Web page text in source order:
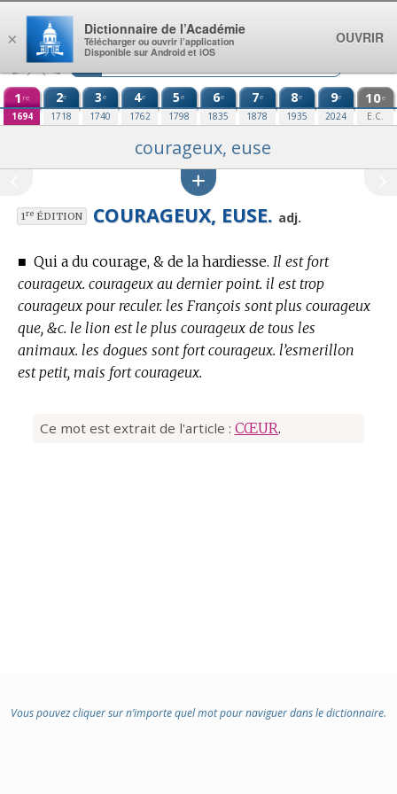
Aller au contenu
1 re
1694
2e
1718
3e
1740
4e
1762
5e
1798
6e
1835
7e
1878
8e
1935
9e
2024
10e
E.C.
courageux, euse
1reÉDITION COURAGEUX, EUSE. adj.
■ Qui a du courage, & de la hardiesse. Il est fort
courageux. courageux au dernier point. il est trop
courageux pour reculer. les François sont plus courageux
que, &c. le lion est le plus courageux de tous les
animaux. les dogues sont fort courageux. l’esmerillon
est petit, mais fort courageux.
Ce mot est extrait de l'article : CŒUR.
Vous pouvez cliquer sur n’importe quel mot pour naviguer dans le dictionnaire.
×
Dictionnaire de l’Académie
Télécharger ou ouvrir l’application
Disponible sur Android et iOS
OUVRIR